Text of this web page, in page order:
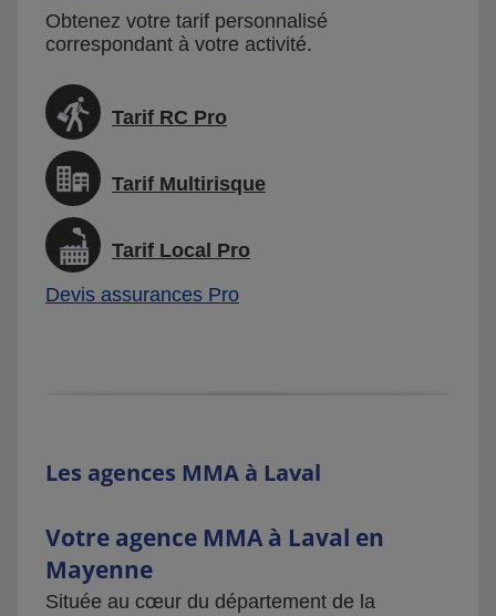
Obtenez votre tarif personnalisé
correspondant à votre activité.
Tarif RC Pro
Tarif Multirisque
Tarif Local Pro
Devis assurances Pro
Les agences MMA à Laval
Votre agence MMA à Laval en
Mayenne
Située au cœur du département de la